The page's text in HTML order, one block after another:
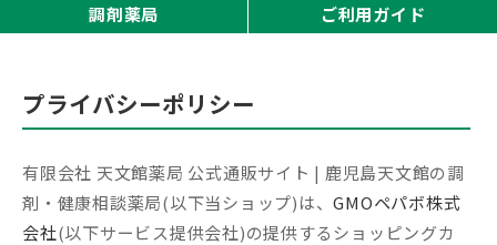
調剤薬局
ご利用ガイド
プライバシーポリシー
有限会社 天文館薬局 公式通販サイト | 鹿児島天文館の調
剤・健康相談薬局(以下当ショップ)は、GMOペパボ株式
会社(以下サービス提供会社)の提供するショッピングカ